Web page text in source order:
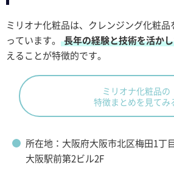
ミリオナ化粧品は、クレンジング化粧
っています。
長年の経験と技術を活か
えることが特徴的です。
ミリオナ化粧品の
特徴まとめを見てみ
所在地：大阪府大阪市北区梅田1丁
大阪駅前第2ビル2F